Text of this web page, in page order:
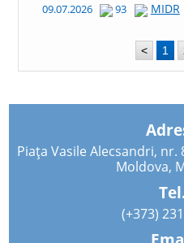
09.07.2026 93 MIDR
< 1
Piața Vasile Alecsandri, nr.
Moldova,
(+373)